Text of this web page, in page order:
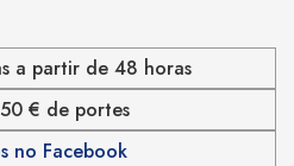
a partir de 48 horas
€ de portes
no Facebook